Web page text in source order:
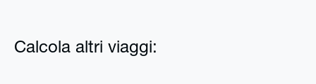
Calcola altri viaggi: